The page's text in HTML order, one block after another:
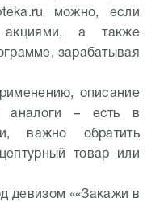
можно, если
а также
зарабатывая
описание
аналоги – есть в
важно обратить
товар или
девизом ««Закажи в